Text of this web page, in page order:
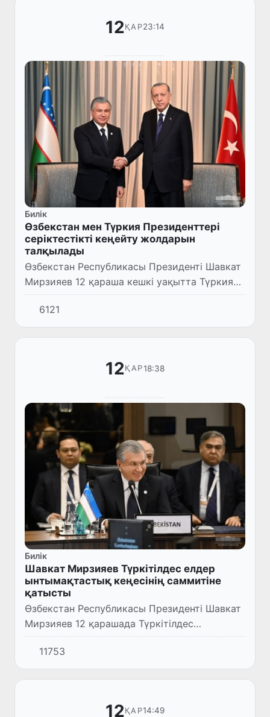
12ҚАР23:14
Билік
Өзбекстан мен Түркия Президенттері
серіктестікті кеңейту жолдарын
талқылады
Өзбекстан Республикасы Президенті Шавкат
Мирзияев 12 қараша кешкі уақытта Түркия
Республикасының Президенті Режеп Тайып
Ердоғанмен кездесті.
6121
12ҚАР18:38
Билік
Шавкат Мирзияев Түркітілдес елдер
ынтымақтастық кеңесінің саммитіне
қатысты
Өзбекстан Республикасы Президенті Шавкат
Мирзияев 12 қарашада Түркітілдес
мемлекеттер ынтымақтастық кеңесінің
сегізінші саммитіне қатысты.
11753
12ҚАР14:49